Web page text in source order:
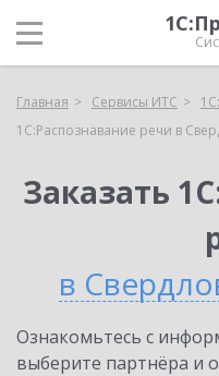
Главная Сервисы ИТС
1С:Распознавание речи в
Заказать
в
Ознакомьтесь с
выберите партнёра и